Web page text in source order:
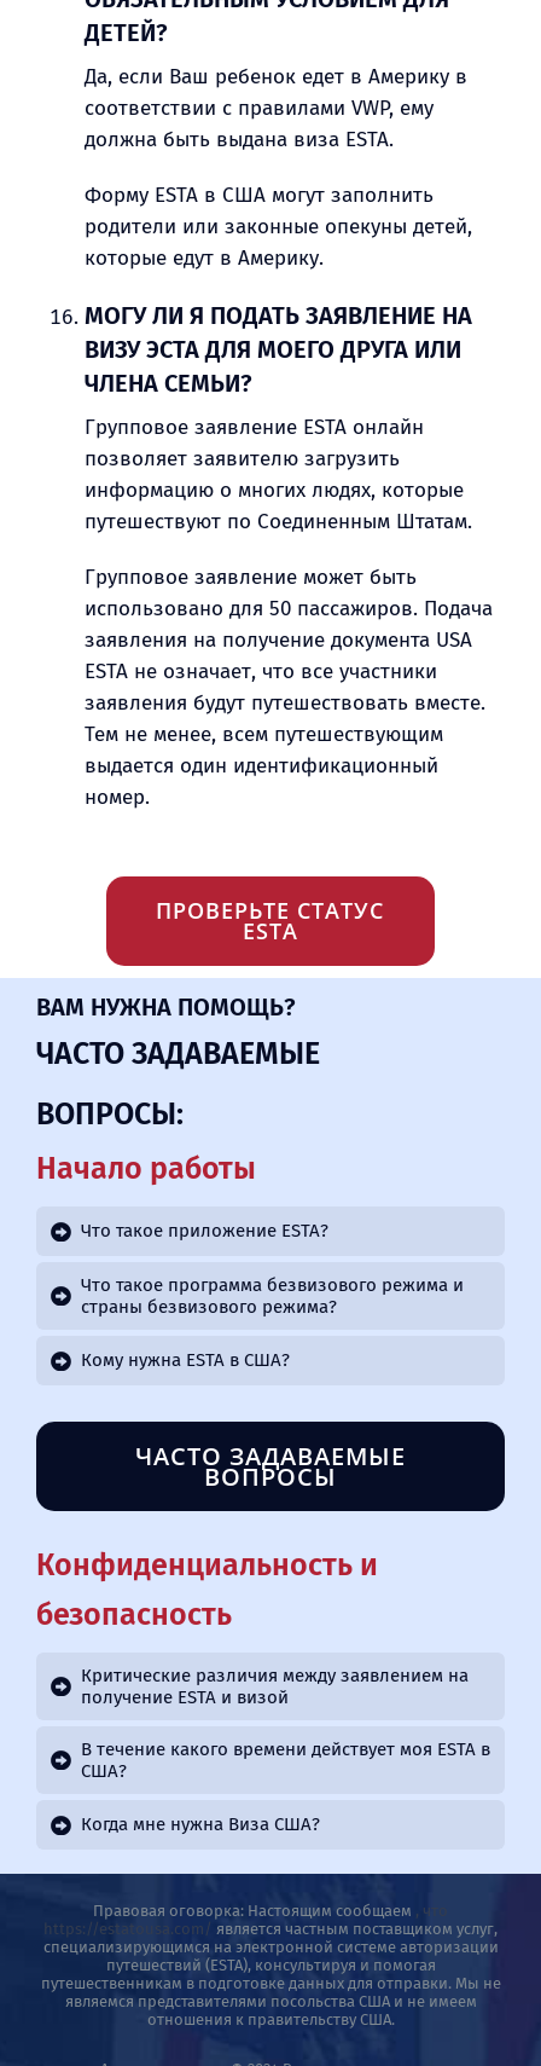
ДЕТЕЙ?
Да, если Ваш ребенок едет в Америку в
соответствии с правилами VWP, ему
должна быть выдана виза ESTA.
Форму ESTA в США могут заполнить
родители или законные опекуны детей,
которые едут в Америку.
МОГУ ЛИ Я ПОДАТЬ ЗАЯВЛЕНИЕ НА
ВИЗУ ЭСТА ДЛЯ МОЕГО ДРУГА ИЛИ
ЧЛЕНА СЕМЬИ?
Групповое заявление ESTA онлайн
позволяет заявителю загрузить
информацию о многих людях, которые
путешествуют по Соединенным Штатам.
Групповое заявление может быть
использовано для 50 пассажиров. Подача
заявления на получение документа USA
ESTA не означает, что все участники
заявления будут путешествовать вместе.
Тем не менее, всем путешествующим
выдается один идентификационный
номер.
ПРОВЕРЬТЕ СТАТУС
ESTA
ВАМ НУЖНА ПОМОЩЬ?
ЧАСТО ЗАДАВАЕМЫЕ
ВОПРОСЫ:
Начало работы
Что такое приложение ESTA?
Что такое программа безвизового режима и
страны безвизового режима?
Кому нужна ESTA в США?
ЧАСТО ЗАДАВАЕМЫЕ
ВОПРОСЫ
Конфиденциальность и
безопасность
Критические различия между заявлением на
получение ESTA и визой
В течение какого времени действует моя ESTA в
США?
Когда мне нужна Виза США?
Правовая оговорка: Настоящим сообщаем , что
https://estatousa.com/ является частным поставщиком услуг,
специализирующимся на электронной системе авторизации
путешествий (ESTA), консультируя и помогая
путешественникам в подготовке данных для отправки. Мы не
являемся представителями посольства США и не имеем
отношения к правительству США.